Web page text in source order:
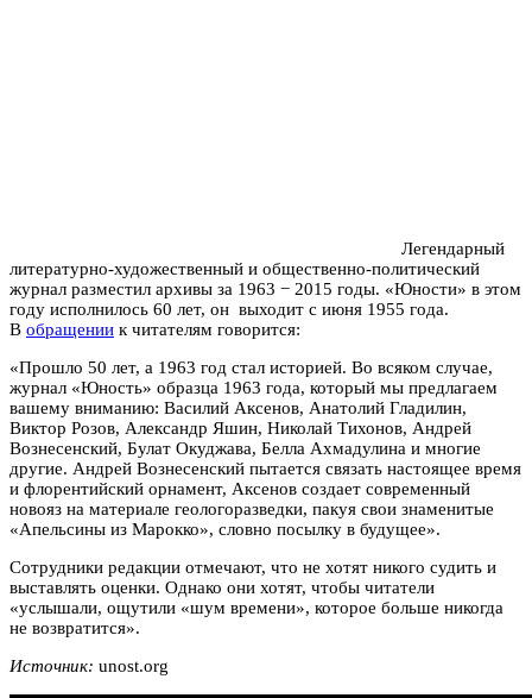
Легендарный
литературно-художественный и общественно-политический
журнал разместил архивы за 1963 − 2015 годы. «Юности» в этом
году исполнилось 60 лет, он выходит с июня 1955 года.
В обращении к читателям говорится:
«Прошло 50 лет, а 1963 год стал историей. Во всяком случае,
журнал «Юность» образца 1963 года, который мы предлагаем
вашему вниманию: Василий Аксенов, Анатолий Гладилин,
Виктор Розов, Александр Яшин, Николай Тихонов, Андрей
Вознесенский, Булат Окуджава, Белла Ахмадулина и многие
другие. Андрей Вознесенский пытается связать настоящее время
и флорентийский орнамент, Аксенов создает современный
новояз на материале геологоразведки, пакуя свои знаменитые
«Апельсины из Марокко», словно посылку в будущее».
Сотрудники редакции отмечают, что не хотят никого судить и
выставлять оценки. Однако они хотят, чтобы читатели
«услышали, ощутили «шум времени», которое больше никогда
не возвратится».
Источник: unost.org